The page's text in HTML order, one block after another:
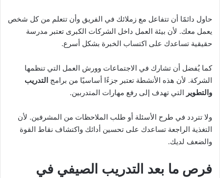
حاول دائمًا أن تتفاعل مع زملائك في الفريق وأن تتعلم من كل شخص
يعمل معك. لأن بيئة العمل داخل الشركات الكبرى تعتبر مدرسة
حقيقية تساعدك على اكتساب الخبرة بشكل أسرع.
كما يُفضل أن تشارك في الاجتماعات وورش العمل التي تنظمها
الشركة. لأن هذه الأنشطة تعتبر جزءًا أساسيًا من برامج التدريب
والتطوير التي تهدف إلى رفع مهارات المتدربين.
ولا تتردد في طرح الأسئلة أو طلب الملاحظات من المشرفين. لأن
التغذية الراجعة تساعدك على تحسين أدائك واكتشاف نقاط القوة
والضعف لديك.
فرص ما بعد التدريب الصيفي في